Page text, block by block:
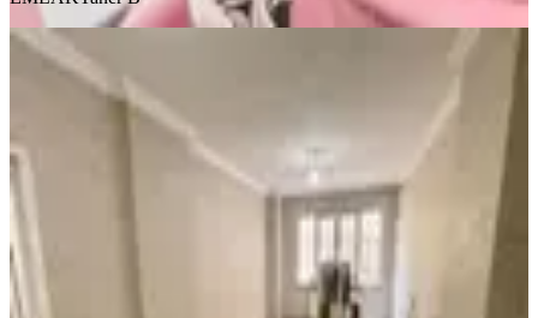
MANZARALI
Onikişubat, Şehit Evliya Mahallesi
130 m²· Bodrum Kat 01.08.2026